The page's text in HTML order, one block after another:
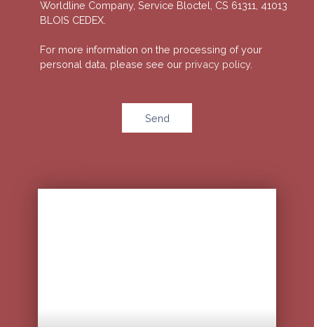
Worldline Company, Service Bloctel, CS 61311, 41013
BLOIS CEDEX.
For more information on the processing of your
personal data, please see our privacy policy.
Send